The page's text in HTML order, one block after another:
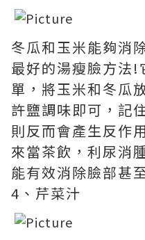
冬瓜和玉米能夠消
最好的湯瘦臉方法!
單，將玉米和冬瓜
許鹽調味即可，記
則反而會產生反作
來當茶飲，利尿消
能有效消除臉部甚
4、芹菜汁